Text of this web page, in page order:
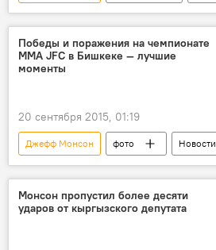
спорт
Чемпионат MMA JFC
Замирбек Сыргабаев
Победы и поражения на чемпионате
ММА JFC в Бишкеке — лучшие
моменты
20 сентября 2015, 01:19
Джефф Монсон фото
Новости
Общество
Чемпионат MMA JFC
Бишкек
чемпионат
Замирбек Сыргабаев
Монсон пропустил более десяти
ударов от кыргызского депутата